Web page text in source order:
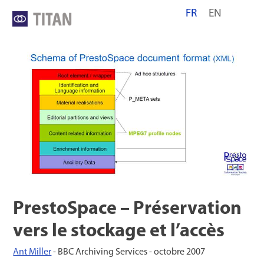
FR EN
PrestoSpace – Préservation
vers le stockage et l’accès
Ant Miller- BBC Archiving Services -octobre 2007